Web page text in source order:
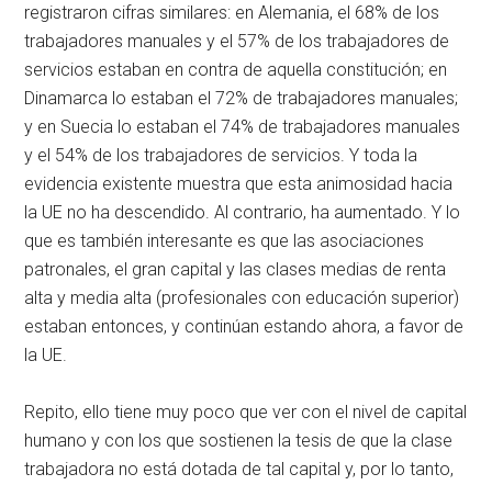
registraron cifras similares: en Alemania, el 68% de los
trabajadores manuales y el 57% de los trabajadores de
servicios estaban en contra de aquella constitución; en
Dinamarca lo estaban el 72% de trabajadores manuales;
y en Suecia lo estaban el 74% de trabajadores manuales
y el 54% de los trabajadores de servicios. Y toda la
evidencia existente muestra que esta animosidad hacia
la UE no ha descendido. Al contrario, ha aumentado. Y lo
que es también interesante es que las asociaciones
patronales, el gran capital y las clases medias de renta
alta y media alta (profesionales con educación superior)
estaban entonces, y continúan estando ahora, a favor de
la UE.
Repito, ello tiene muy poco que ver con el nivel de capital
humano y con los que sostienen la tesis de que la clase
trabajadora no está dotada de tal capital y, por lo tanto,